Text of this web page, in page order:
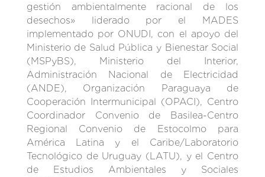
gestión ambientalmente racional de los
desechos» liderado por el MADES
implementado por ONUDI, con el apoyo del
Ministerio de Salud Pública y Bienestar Social
(MSPyBS), Ministerio del Interior,
Administración Nacional de Electricidad
(ANDE), Organización Paraguaya de
Cooperación Intermunicipal (OPACI), Centro
Coordinador Convenio de Basilea-Centro
Regional Convenio de Estocolmo para
América Latina y el Caribe/Laboratorio
Tecnológico de Uruguay (LATU), y el Centro
de Estudios Ambientales y Sociales